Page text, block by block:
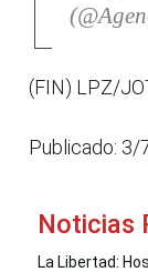
(FIN) LPZ/
Publicado: 3/
Noticias
La Libertad: